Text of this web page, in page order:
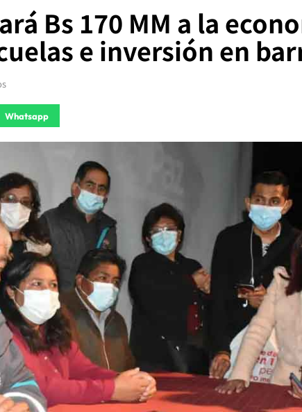
Bs 170 MM a la
e inversión en
Whatsapp